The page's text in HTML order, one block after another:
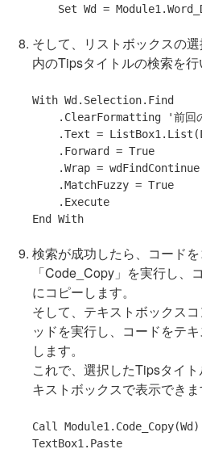
Set
そして、リストボックスの
内のTipsタイトルの検索を行
With Wd.Selection.Find
    .ClearFormatting
'前回
    .Forward =
True
    .MatchFuzzy =
True
End
With
検索が成功したら、コード
「Code_Copy」を実行し、
にコピーします。
そして、テキストボックス
ッドを実行し、コードをテ
します。
これで、選択したTipsタイ
キストボックスで表示できま
Call Module1.Code_Copy(Wd)